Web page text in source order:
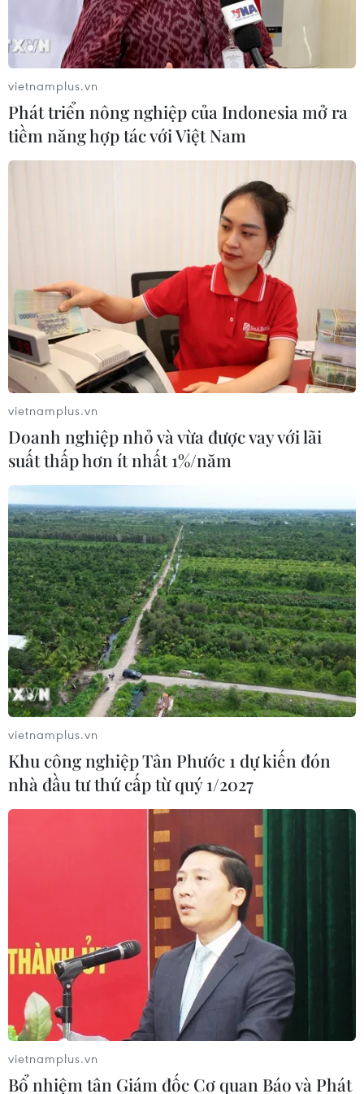
Xây dựng chiến lược phát triển không gian
Ông Lê Quốc Vinh, Chủ tịch Le Group of Companies,
Chủ tịch Câu lạc bộ Doanh nhân Sáng tạo (VCE Club)
đề xuất, các không gian sáng tạo ở Hà Nội cần có một
chiến lược hiệu quả hơn.
Trao hai giải thưởng báo chí về xây dựng
Đảng và phát triển văn hóa
17/12/2018 14:40
Sau 5 tháng phát động, hai giải báo chí của thành phố
đã nhận được sự tham gia, hưởng ứng của nhiều cơ
quan báo chí Trung ương và Hà Nội.
Xây dựng Thủ đô thành điểm đến hàng
đầu trong nước và thế giới
21/12/2018 05:36
vietnamplus.vn
Phát triển nông nghiệp của Indonesia mở ra
tiềm năng hợp tác với Việt Nam
vietnamplus.vn
Doanh nghiệp nhỏ và vừa được vay với lãi
suất thấp hơn ít nhất 1%/năm
vietnamplus.vn
Khu công nghiệp Tân Phước 1 dự kiến đón
nhà đầu tư thứ cấp từ quý 1/2027
vietnamplus.vn
Bổ nhiệm tân Giám đốc Cơ quan Báo và Phát